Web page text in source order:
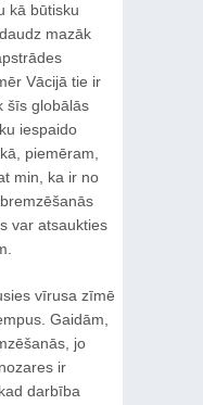
kā būtisku
mazāk
Vācijā tie ir
šīs globālās
iespaido
piemēram,
min, ka ir no
var atsaukties
vīrusa zīmē
Gaidām,
jo
ir
darbība